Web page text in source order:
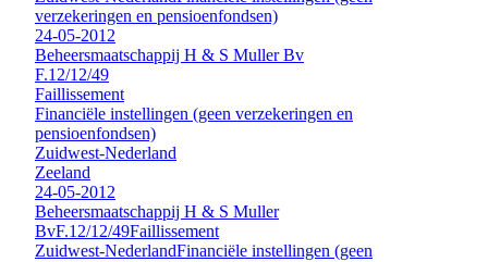
verzekeringen en pensioenfondsen)
24-05-2012
Beheersmaatschappij H & S Muller Bv
F.12/12/49
Faillissement
Financiële instellingen (geen verzekeringen en
pensioenfondsen)
Zuidwest-Nederland
Zeeland
24-05-2012
Beheersmaatschappij H & S Muller
BvF.12/12/49Faillissement
Zuidwest-NederlandFinanciële instellingen (geen